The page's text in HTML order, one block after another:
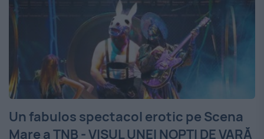
Un fabulos spectacol erotic pe Scena
Mare a TNB - VISUL UNEI NOPŢI DE VARĂ